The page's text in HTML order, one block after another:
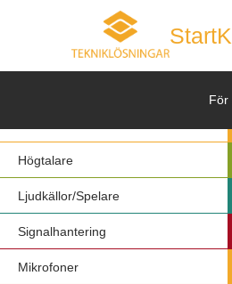
För
Högtalare
Ljudkällor/Spelare
Signalhantering
Mikrofoner
Start